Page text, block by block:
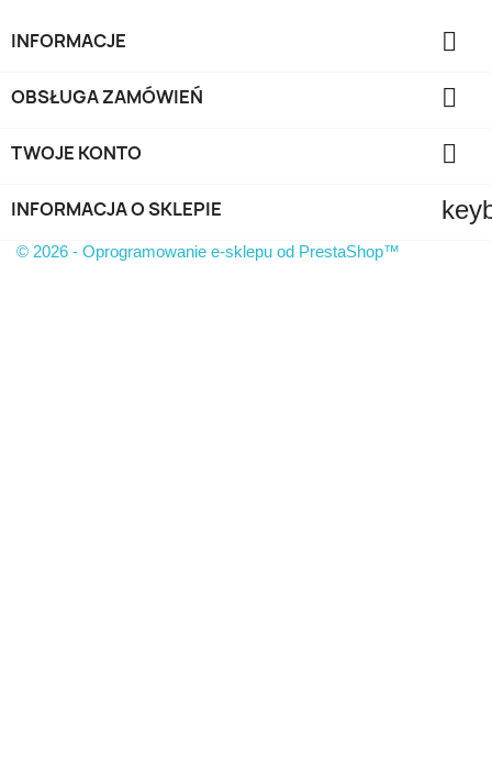
INFORMACJE 
OBSŁUGA ZAMÓWIEŃ 
TWOJE KONTO 
INFORMACJA O SKLEPIE
© 2026 - Oprogramowanie e-sklepu od PrestaShop™